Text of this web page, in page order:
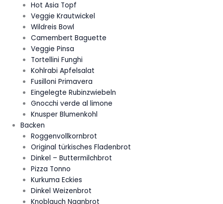
Hot Asia Topf
Veggie Krautwickel
Wildreis Bowl
Camembert Baguette
Veggie Pinsa
Tortellini Funghi
Kohlrabi Apfelsalat
Fusilloni Primavera
Eingelegte Rubinzwiebeln
Gnocchi verde al limone
Knusper Blumenkohl
Backen
Roggenvollkornbrot
Original türkisches Fladenbrot
Dinkel – Buttermilchbrot
Pizza Tonno
Kurkuma Eckies
Dinkel Weizenbrot
Knoblauch Naanbrot